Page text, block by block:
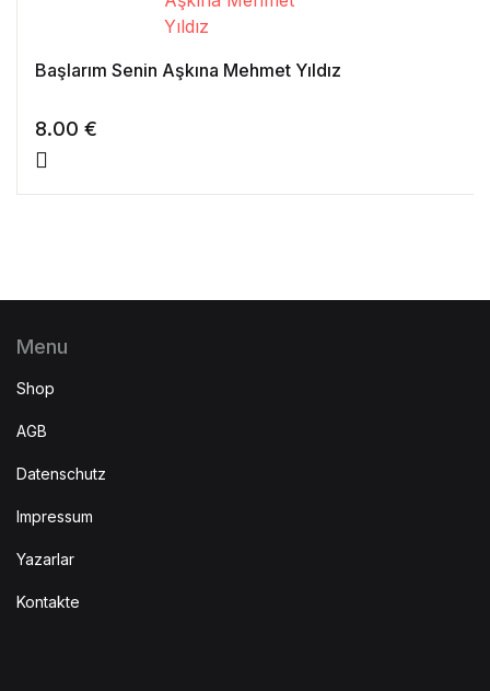
Başlarım Senin Aşkına Mehmet Yıldız
8.00 €
Menu
Shop
AGB
Datenschutz
Impressum
Yazarlar
Kontakte